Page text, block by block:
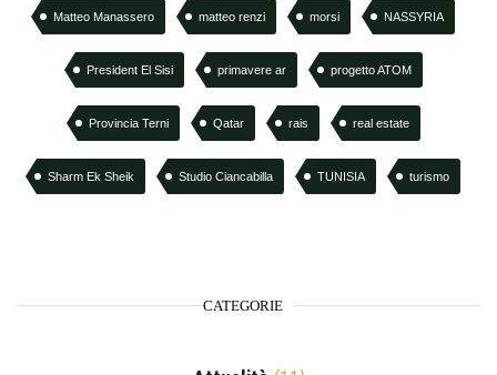
Matteo Manassero matteo renzi morsi NASSYRIA
President El Sisi primavere ar progetto ATOM
Provincia Terni Qatar rais real estate
Sharm Ek Sheik Studio Ciancabilla TUNISIA turismo
CATEGORIE